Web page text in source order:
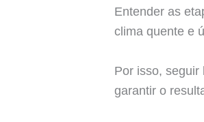
Entender as
clima quente e
Por isso, seguir
garantir o